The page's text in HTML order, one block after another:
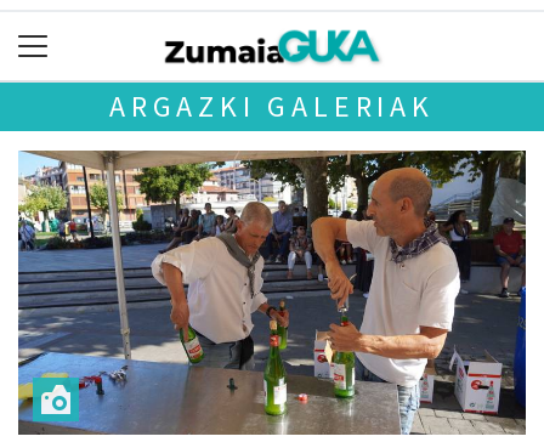
ARGAZKI GALERIAK